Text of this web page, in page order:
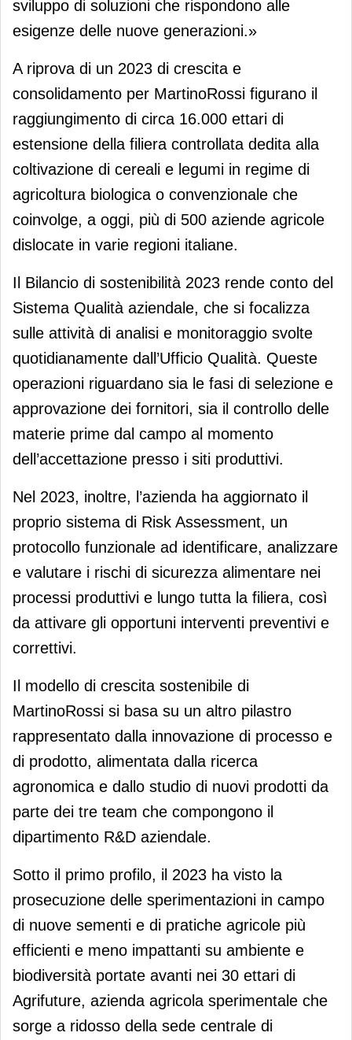
sviluppo di soluzioni che rispondono alle
esigenze delle nuove generazioni.»
A riprova di un 2023 di crescita e
consolidamento per MartinoRossi figurano il
raggiungimento di circa 16.000 ettari di
estensione della filiera controllata dedita alla
coltivazione di cereali e legumi in regime di
agricoltura biologica o convenzionale che
coinvolge, a oggi, più di 500 aziende agricole
dislocate in varie regioni italiane.
Il Bilancio di sostenibilità 2023 rende conto del
Sistema Qualità aziendale, che si focalizza
sulle attività di analisi e monitoraggio svolte
quotidianamente dall’Ufficio Qualità. Queste
operazioni riguardano sia le fasi di selezione e
approvazione dei fornitori, sia il controllo delle
materie prime dal campo al momento
dell’accettazione presso i siti produttivi.
Nel 2023, inoltre, l’azienda ha aggiornato il
proprio sistema di Risk Assessment, un
protocollo funzionale ad identificare, analizzare
e valutare i rischi di sicurezza alimentare nei
processi produttivi e lungo tutta la filiera, così
da attivare gli opportuni interventi preventivi e
correttivi.
Il modello di crescita sostenibile di
MartinoRossi si basa su un altro pilastro
rappresentato dalla innovazione di processo e
di prodotto, alimentata dalla ricerca
agronomica e dallo studio di nuovi prodotti da
parte dei tre team che compongono il
dipartimento R&D aziendale.
Sotto il primo profilo, il 2023 ha visto la
prosecuzione delle sperimentazioni in campo
di nuove sementi e di pratiche agricole più
efficienti e meno impattanti su ambiente e
biodiversità portate avanti nei 30 ettari di
Agrifuture, azienda agricola sperimentale che
sorge a ridosso della sede centrale di